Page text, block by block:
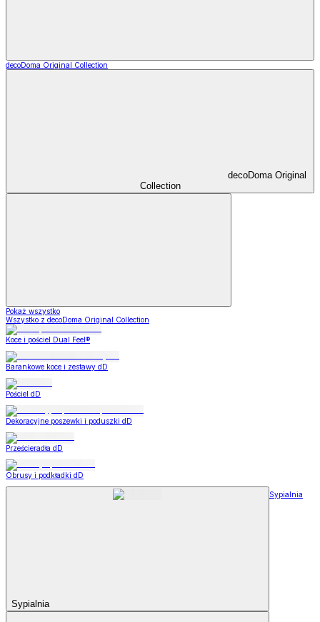
decoDoma Original Collection
decoDoma Original
Collection
Pokaż wszystko
Wszystko z decoDoma Original Collection
Koce i pościel Dual Feel®
Barankowe koce i zestawy dD
Pościel dD
Dekoracyjne poszewki i poduszki dD
Prześcieradła dD
Obrusy i podkładki dD
Sypialnia
Sypialnia